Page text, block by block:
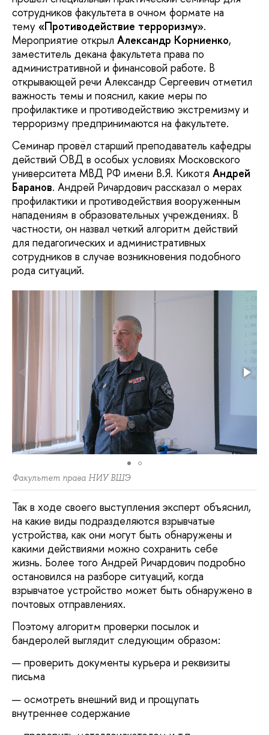
сотрудников факультета в очном формате на
тему «Противодействие терроризму».
Мероприятие открыл Александр Корниенко,
заместитель декана факультета права по
административной и финансовой работе. В
открывающей речи Александр Сергеевич отметил
важность темы и пояснил, какие меры по
профилактике и противодействию экстремизму и
терроризму предпринимаются на факультете.
Семинар провёл старший преподаватель кафедры
действий ОВД в особых условиях Московского
университета МВД РФ имени В.Я. Кикотя Андрей
Баранов. Андрей Ричардович рассказал о мерах
профилактики и противодействия вооруженным
нападениям в образовательных учреждениях. В
частности, он назвал четкий алгоритм действий
для педагогических и административных
сотрудников в случае возникновения подобного
рода ситуаций.
Факультет права НИУ ВШЭ
Так в ходе своего выступления эксперт объяснил,
на какие виды подразделяются взрывчатые
устройства, как они могут быть обнаружены и
какими действиями можно сохранить себе
жизнь. Более того Андрей Ричардович подробно
остановился на разборе ситуаций, когда
взрывчатое устройство может быть обнаружено в
почтовых отправлениях.
Поэтому алгоритм проверки посылок и
бандеролей выглядит следующим образом:
— проверить документы курьера и реквизиты
письма
— осмотреть внешний вид и прощупать
внутреннее содержание